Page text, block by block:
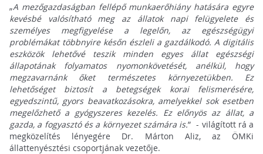
„A mezőgazdaságban fellépő munkaerőhiány hatására egyre
kevésbé valósítható meg az állatok napi felügyelete és
személyes megfigyelése a legelőn, az egészségügyi
problémákat többnyire későn észleli a gazdálkodó. A digitális
eszközök lehetővé teszik minden egyes állat egészségi
állapotának folyamatos nyomonkövetését, anélkül, hogy
megzavarnánk őket természetes környezetükben. Ez
lehetőséget biztosít a betegségek korai felismerésére,
egyedszintű, gyors beavatkozásokra, amelyekkel sok esetben
megelőzhető a gyógyszeres kezelés. Ez előnyös az állat, a
gazda, a fogyasztó és a környezet számára is.” - világított rá a
megközelítés lényegére Dr. Márton Aliz, az ÖMKi
állattenyésztési csoportjának vezetője.